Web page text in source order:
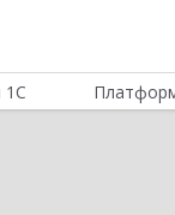
1С